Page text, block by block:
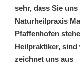
sehr, dass Sie
Naturheilpraxis
Pfaffenhofen
Heilpraktiker,
zeichnet uns aus